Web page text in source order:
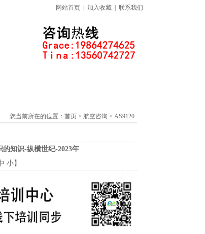
网站首页 加入收藏 联系我们
您当前所在的位置： 首页> 航空咨询 > AS9120
的知识-纵横世纪-2023年
小】